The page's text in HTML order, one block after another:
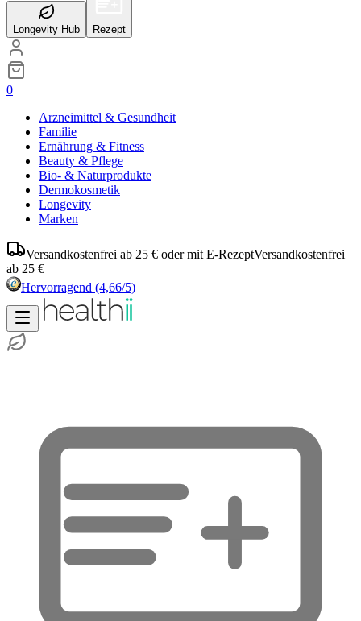
Longevity Hub Rezept
0
Arzneimittel & Gesundheit
Familie
Ernährung & Fitness
Beauty & Pflege
Bio- & Naturprodukte
Dermokosmetik
Longevity
Marken
Versandkostenfrei ab 25 € oder mit E-RezeptVersandkostenfrei
ab 25 €
Hervorragend (4,66/5)